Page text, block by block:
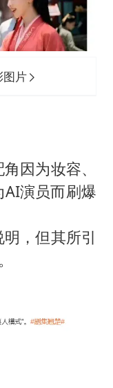
图片
因为妆容、
演员而刷爆
，但其所引